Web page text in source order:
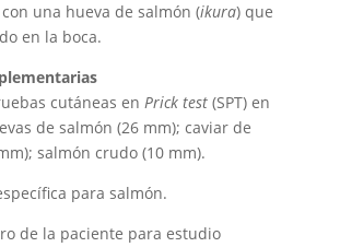
una hueva de salmón (ikura) que
en la boca.
cutáneas en Prick test (SPT) en
de salmón (26 mm); caviar de
salmón crudo (10 mm).
para salmón.
de la paciente para estudio